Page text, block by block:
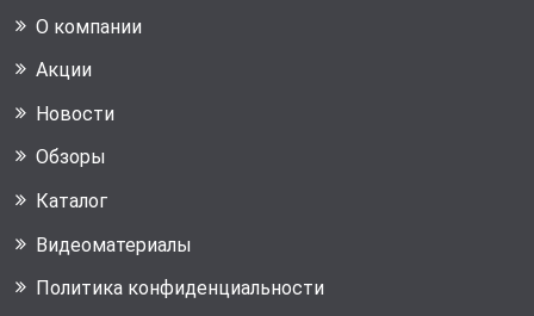
О компании
Акции
Новости
Обзоры
Каталог
Видеоматериалы
Политика конфиденциальности